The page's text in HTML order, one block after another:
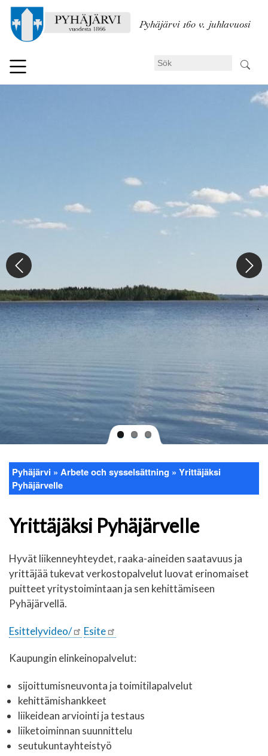
till
Pyhäjärvi 160 v. juhlavuosi
Sök
Länkstig
Pyhäjärvi Arbete och sysselsättning
Yrittäjäksi
Pyhäjärvelle
Yrittäjäksi Pyhäjärvelle
Hyvät liikenneyhteydet, raaka-aineiden saatavuus ja
yrittäjää tukevat verkostopalvelut luovat erinomaiset
puitteet yritystoimintaan ja sen kehittämiseen
Pyhäjärvellä.
Esittelyvideo/ Esite
Kaupungin elinkeinopalvelut:
sijoittumisneuvonta ja toimitilapalvelut
kehittämishankkeet
liikeidean arviointi ja testaus
liiketoiminnan suunnittelu
seutukuntayhteistyö